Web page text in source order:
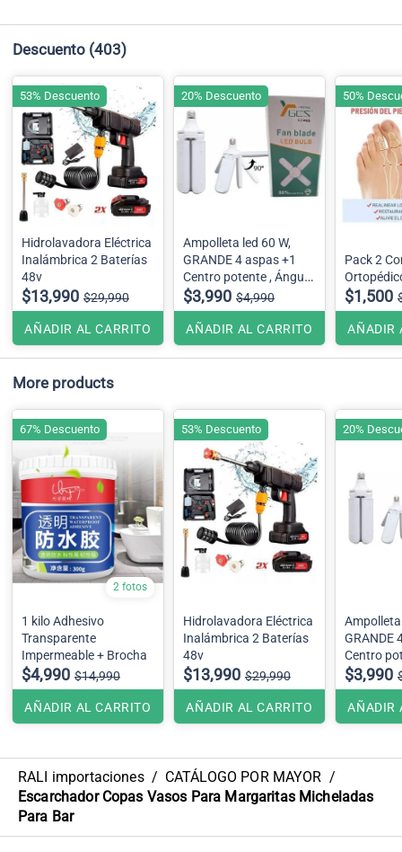
Descuento (403)
Hidrolavadora Eléctrica
Inalámbrica 2 Baterías
48v
$13,990 $29,990
AÑADIR AL CARRITO
53% Descuento
Ampolleta led 60 W,
GRANDE 4 aspas +1
Centro potente , Ángulo
ajustable
$3,990 $4,990
AÑADIR AL CARRITO
20% Descuento
Pack 2
$1,500
AÑADIR
50%
More products
2 fotos
1 kilo Adhesivo
Transparente
Impermeable + Brocha
$4,990 $14,990
AÑADIR AL CARRITO
67% Descuento
Hidrolavadora Eléctrica
Inalámbrica 2 Baterías
48v
$13,990 $29,990
AÑADIR AL CARRITO
53% Descuento
Ampolleta
GRANDE
Centro
ajustable
$3,990
AÑADIR
20%
RALI importaciones / CATÁLOGO POR MAYOR /
Escarchador Copas Vasos Para Margaritas Micheladas
Para Bar